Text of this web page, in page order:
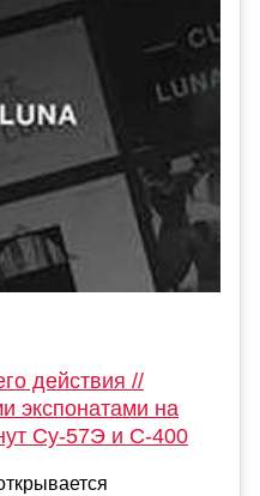
действия //
экспонатами на
Су-57Э и С-400